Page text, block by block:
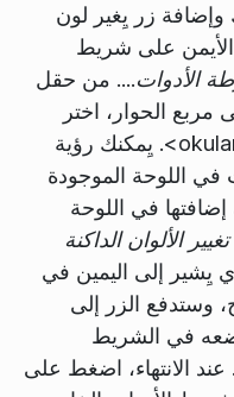
وإضافة زر يِغير لون
الأيمن على شريط
الأدوات.... من حقل
الحوار، اختر
. يِمكنك رؤية
في اللوحة الموجودة
إضافتها في اللوحة
تغيير الألوان الداكنة
يِشير إلى اليمين في
وستدفع الزر إلى
في الشريط
الانتهاء، اضغط على